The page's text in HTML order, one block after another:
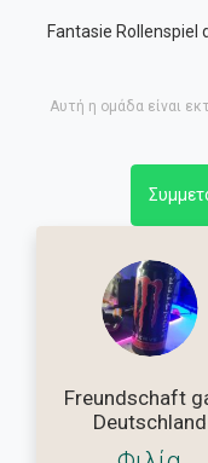
Fantasie
Αυτή η ομάδα είναι
Freundschaft
Deutschland